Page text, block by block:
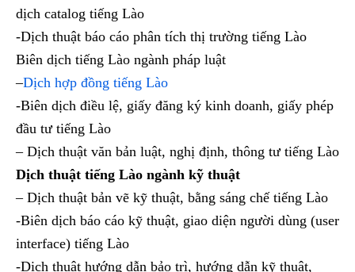
dịch catalog tiếng Lào
-Dịch thuật báo cáo phân tích thị trường tiếng Lào
Biên dịch tiếng Lào ngành pháp luật
–Dịch hợp đồng tiếng Lào
-Biên dịch điều lệ, giấy đăng ký kinh doanh, giấy phép
đầu tư tiếng Lào
– Dịch thuật văn bản luật, nghị định, thông tư tiếng Lào
Dịch thuật tiếng Lào ngành kỹ thuật
– Dịch thuật bản vẽ kỹ thuật, bằng sáng chế tiếng Lào
-Biên dịch báo cáo kỹ thuật, giao diện người dùng (user
interface) tiếng Lào
-Dịch thuật hướng dẫn bảo trì, hướng dẫn kỹ thuật,